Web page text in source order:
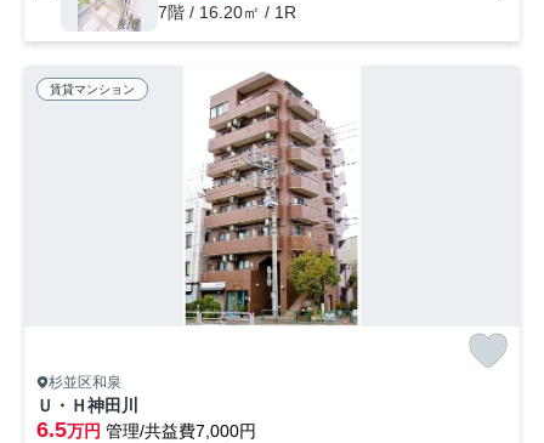
7階 / 16.20㎡ / 1R
賃貸マンション
杉並区和泉
Ｕ・Ｈ神田川
6.5万円 管理/共益費7,000円